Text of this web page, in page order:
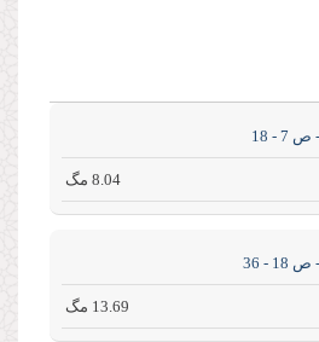
8.04 مگ
13.69 مگ